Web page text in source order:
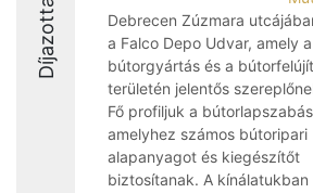
Díjazottak
Debrecen Zúzmara
a Falco Depo Udvar, amely a
bútorgyártás és a
területén jelentős
Fő profiljuk a
amelyhez számos bútoripari
alapanyagot és kiegészítőt
biztosítanak. A kínálatukban